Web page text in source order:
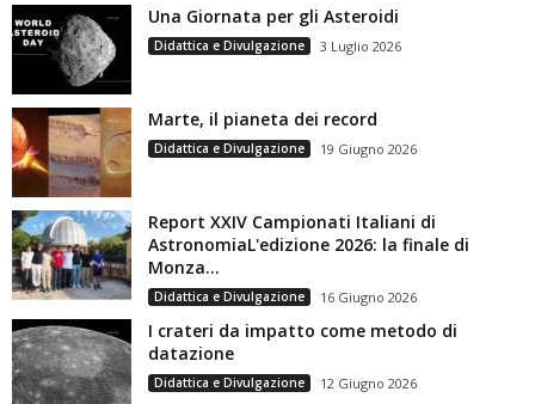
Una Giornata per gli Asteroidi
Didattica e Divulgazione 3 Luglio 2026
Marte, il pianeta dei record
Didattica e Divulgazione 19 Giugno 2026
Report XXIV Campionati Italiani di
AstronomiaL'edizione 2026: la finale di
Monza...
Didattica e Divulgazione 16 Giugno 2026
I crateri da impatto come metodo di
datazione
Didattica e Divulgazione 12 Giugno 2026